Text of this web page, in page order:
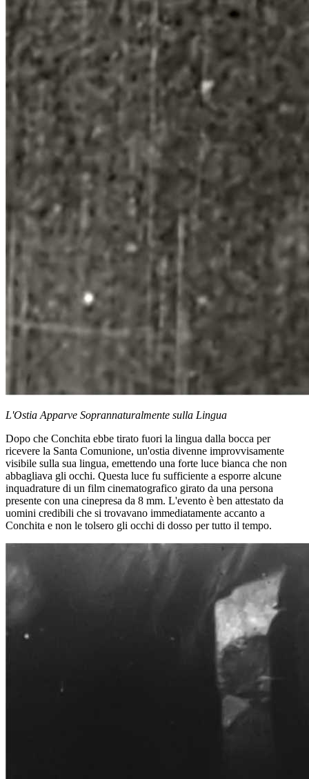
L'Ostia Apparve Soprannaturalmente sulla Lingua
Dopo che Conchita ebbe tirato fuori la lingua dalla bocca per
ricevere la Santa Comunione, un'ostia divenne improvvisamente
visibile sulla sua lingua, emettendo una forte luce bianca che non
abbagliava gli occhi. Questa luce fu sufficiente a esporre alcune
inquadrature di un film cinematografico girato da una persona
presente con una cinepresa da 8 mm. L'evento è ben attestato da
uomini credibili che si trovavano immediatamente accanto a
Conchita e non le tolsero gli occhi di dosso per tutto il tempo.